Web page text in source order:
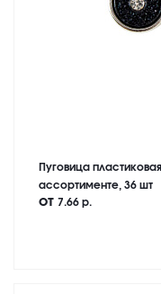
Пуговица
ассортименте, 36 шт
от 7.66 р.